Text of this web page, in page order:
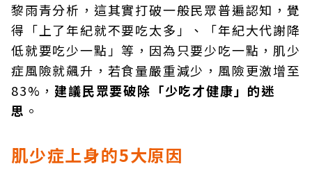
黎雨青分析，這其實打破一般民眾普遍認知，覺
得「上了年紀就不要吃太多」、「年紀大代謝降
低就要吃少一點」等，因為只要少吃一點，肌少
症風險就飆升，若食量嚴重減少，風險更激增至
83%， 建議民眾要破除「少吃才健康」的迷
思 。
肌少症上身的5大原因